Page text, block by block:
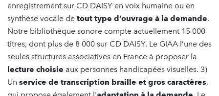
enregistrement sur CD DAISY en voix humaine ou en
synthèse vocale de tout type d’ouvrage à la demande.
Notre bibliothèque sonore compte actuellement 15 000
titres, dont plus de 8 000 sur CD DAISY. Le GIAA l’une des
seules structures associatives en France à proposer la
lecture choisie aux personnes handicapées visuelles. 3)
Un service de transcription braille et gros caractères,